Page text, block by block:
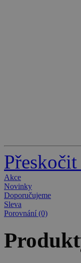
Přeskočit
Akce
Novinky
Doporučujeme
Sleva
Porovnání (0)